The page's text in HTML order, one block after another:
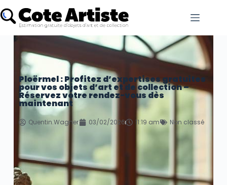
Ploërmel : Profitez d’expertises gratuites
pour vos objets d’art et de collection –
Réservez votre rendez-vous dès
maintenant
Quentin.Wagner 03/02/2026 11:19 am Non classé